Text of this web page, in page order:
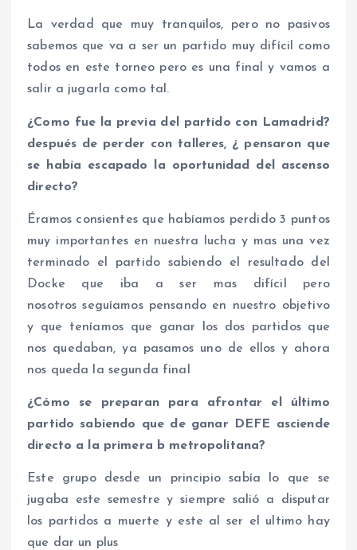
La verdad que muy tranquilos, pero no pasivos
sabemos que va a ser un partido muy difícil como
todos en este torneo pero es una final y vamos a
salir a jugarla como tal.
¿Como fue la previa del partido con Lamadrid?
después de perder con talleres, ¿ pensaron que
se había escapado la oportunidad del ascenso
directo?
Éramos consientes que habíamos perdido 3 puntos
muy importantes en nuestra lucha y mas una vez
terminado el partido sabiendo el resultado del
Docke que iba a ser mas difícil pero
nosotros seguíamos pensando en nuestro objetivo
y que teníamos que ganar los dos partidos que
nos quedaban, ya pasamos uno de ellos y ahora
nos queda la segunda final
¿Cómo se preparanpara afrontar el último
partido sabiendo que de ganar DEFE asciende
directo a la primera b metropolitana?
Este grupo desde un principio sabía lo que se
jugaba este semestre y siempre salió a disputar
los partidos a muerte y este al ser el ultimo hay
que dar un plus